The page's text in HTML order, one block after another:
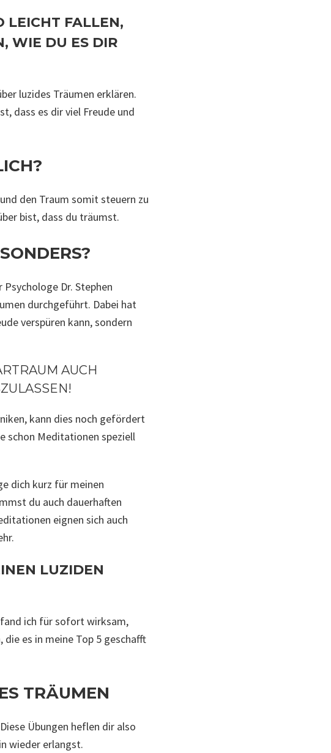
LEICHT FALLEN,
WIE DU ES DIR
luzides Träumen erklären.
dass es dir viel Freude und
den Traum somit steuern zu
bist, dass du träumst.
Dr. Stephen
durchgeführt. Dabei hat
verspüren kann, sondern
AUCH
kann dies noch gefördert
schon Meditationen speziell
dich kurz für meinen
du auch dauerhaften
eignen sich auch
LUZIDEN
ich für sofort wirksam,
es in meine Top 5 geschafft
TRÄUMEN
Übungen heflen dir also
wieder erlangst.